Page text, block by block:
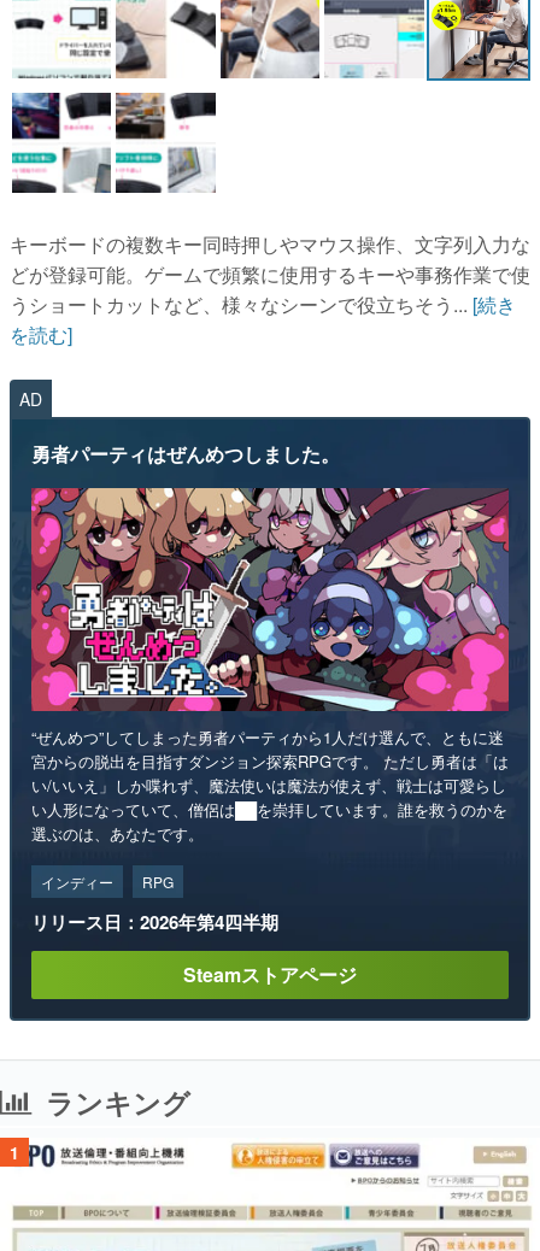
キーボードの複数キー同時押しやマウス操作、文字列入力な
どが登録可能。ゲームで頻繁に使用するキーや事務作業で使
うショートカットなど、様々なシーンで役立ちそう... [続き
を読む]
AD
勇者パーティはぜんめつしました。
“ぜんめつ”してしまった勇者パーティから1人だけ選んで、ともに迷
宮からの脱出を目指すダンジョン探索RPGです。 ただし勇者は「は
い/いいえ」しか喋れず、魔法使いは魔法が使えず、戦士は可愛らし
い人形になっていて、僧侶は██を崇拝しています。誰を救うのかを
選ぶのは、あなたです。
インディー RPG
リリース日：2026年第4四半期
Steamストアページ
ランキング
1